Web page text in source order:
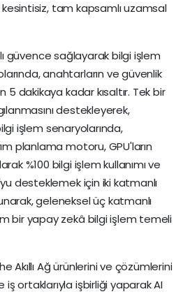
kesintisiz, tam kapsamlı uzamsal
güvence sağlayarak bilgi işlem
anahtarların ve güvenlik
5 dakikaya kadar kısaltır. Tek bir
destekleyerek,
işlem senaryolarında,
planlama motoru, GPU'ların
%100 bilgi işlem kullanımı ve
desteklemek için iki katmanlı
geleneksel üç katmanlı
bir yapay zekâ bilgi işlem temeli
Akıllı Ağ ürünlerini ve çözümlerini
ortaklarıyla işbirliği yaparak AI